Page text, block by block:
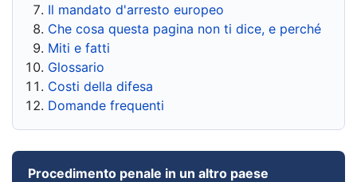
Il mandato d'arresto europeo
Che cosa questa pagina non ti dice, e perché
Miti e fatti
Glossario
Costi della difesa
Domande frequenti
Procedimento penale in un altro paese